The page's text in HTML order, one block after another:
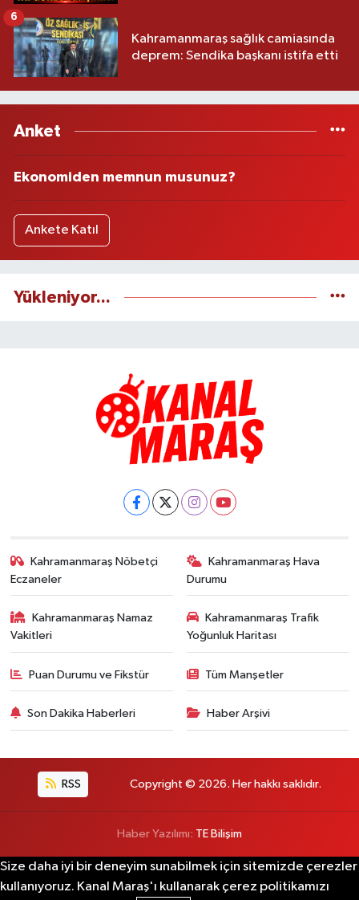
Kahramanmaraş sağlık camiasında
deprem: Sendika başkanı istifa etti
6
Anket
Ekonomiden memnun musunuz?
Ankete Katıl
Yükleniyor...
Kahramanmaraş Nöbetçi
Eczaneler
Kahramanmaraş Hava
Durumu
Kahramanmaraş Namaz
Vakitleri
Kahramanmaraş Trafik
Yoğunluk Haritası
Puan Durumu ve Fikstür Tüm Manşetler
Son Dakika Haberleri Haber Arşivi
RSS Copyright © 2026. Her hakkı saklıdır.
Haber Yazılımı: TE Bilişim
Size daha iyi bir deneyim sunabilmek için sitemizde çerezler
kullanıyoruz. Kanal Maraş'ı kullanarak çerez politikamızı